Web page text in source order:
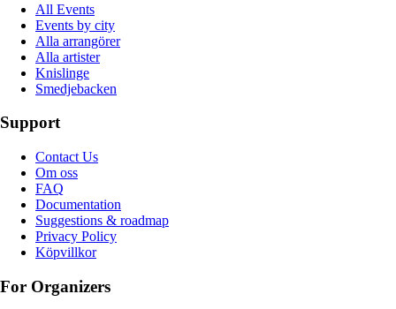
All Events
Events by city
Alla arrangörer
Alla artister
Knislinge
Smedjebacken
Support
Contact Us
Om oss
FAQ
Documentation
Suggestions & roadmap
Privacy Policy
Köpvillkor
For Organizers